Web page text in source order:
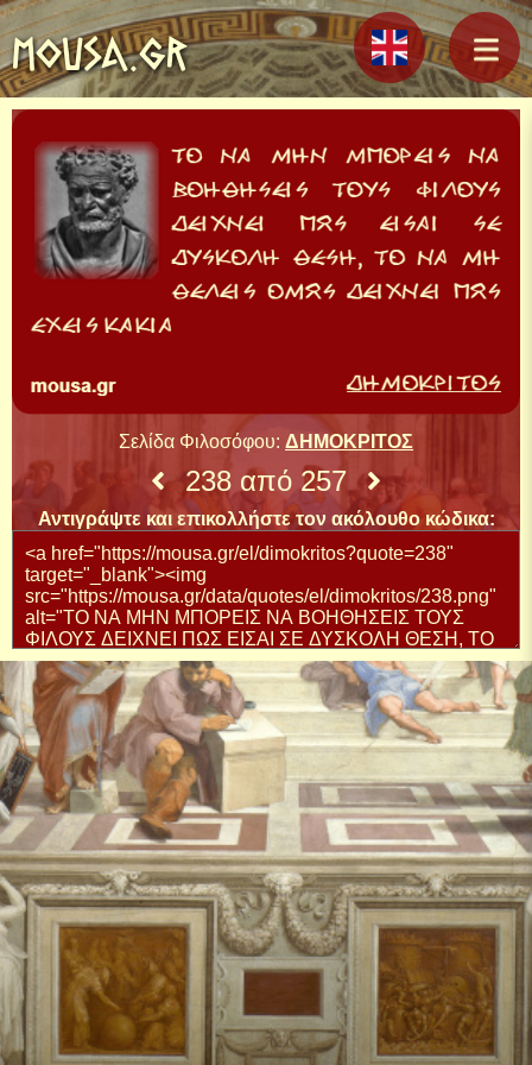
MOUSA.GR
Σελίδα Φιλοσόφου: ΔΗΜΟΚΡΙΤΟΣ
238 από 257
Αντιγράψτε και επικολλήστε τον ακόλουθο κώδικα: